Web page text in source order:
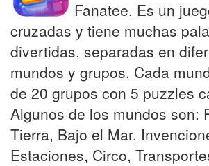
Fanatee. Es un
cruzadas y tiene muchas
divertidas, separadas en
mundos y grupos. Cada
de 20 grupos con 5 puzzles
Algunos de los mundos son:
Tierra, Bajo el Mar,
Estaciones, Circo,